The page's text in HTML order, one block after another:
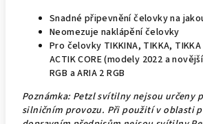
Snadné připevnění čelovky na
Neomezuje naklápění čelovky
Pro čelovky TIKKINA, TIKKA, TIKKA
ACTIK CORE (modely 2022 a
RGB a ARIA 2 RGB
Poznámka: Petzl svítilny nejsou určeny
silničním provozu. Při použití v oblasti